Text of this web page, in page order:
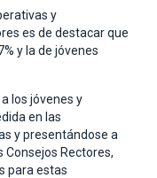
y
es de destacar que
y la de jóvenes
los jóvenes y
en las
y presentándose a
Consejos Rectores,
para estas